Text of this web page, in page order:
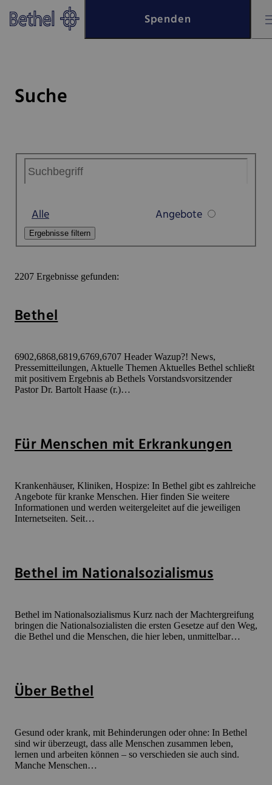
Zum Hauptinhalt springen
Zur Fußzeile springen
Spenden
Suche
Alle Angebote
Ergebnisse filtern
2207 Ergebnisse gefunden:
Bethel
6902,6868,6819,6769,6707 Header Wazup?! News,
Pressemitteilungen, Aktuelle Themen Aktuelles Bethel schließt
mit positivem Ergebnis ab Bethels Vorstandsvorsitzender
Pastor Dr. Bartolt Haase (r.)…
Für Menschen mit Erkrankungen
Krankenhäuser, Kliniken, Hospize: In Bethel gibt es zahlreiche
Angebote für kranke Menschen. Hier finden Sie weitere
Informationen und werden weitergeleitet auf die jeweiligen
Internetseiten. Seit…
Bethel im Nationalsozialismus
Bethel im National­sozialismus Kurz nach der Machtergreifung
bringen die Nationalsozialisten die ersten Gesetze auf den Weg,
die Bethel und die Menschen, die hier leben, unmittelbar…
Über Bethel
Gesund oder krank, mit Behinderungen oder ohne: In Bethel
sind wir überzeugt, dass alle Menschen zusammen leben,
lernen und arbeiten können – so verschieden sie auch sind.
Manche Menschen…